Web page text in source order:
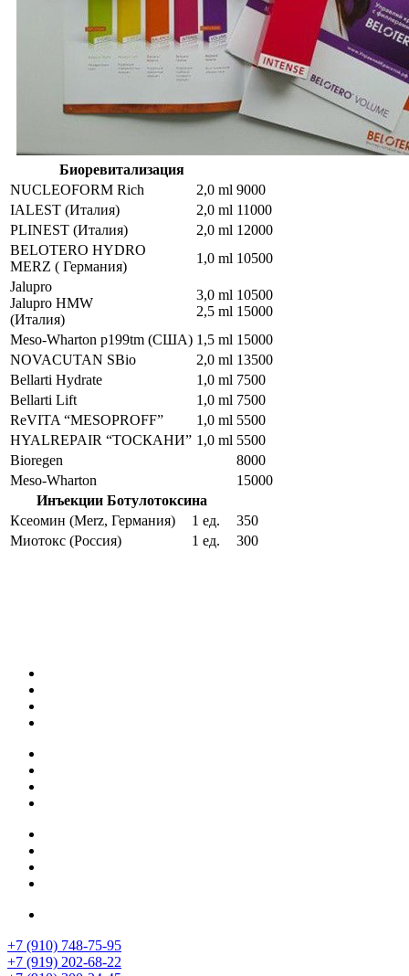
Биоревитализация
NUCLEOFORM Rich
2,0 ml 9000
IALEST (Италия)
2,0 ml 11000
PLINEST (Италия)
2,0 ml 12000
BELOTERO HYDRO
MERZ ( Германия)
1,0 ml 10500
Jalupro
Jalupro HMW
(Италия)
3,0 ml
2,5 ml
10500
15000
Meso-Wharton p199tm (США) 1,5 ml 15000
NOVACUTAN SBio
2,0 ml 13500
Bellarti Hydrate
1,0 ml 7500
Bellarti Lift
1,0 ml 7500
ReVITA “MESOPROFF”
1,0 ml 5500
HYALREPAIR “ТОСКАНИ” 1,0 ml 5500
Bioregen
8000
Meso-Wharton
15000
Инъекции Ботулотоксина
Ксеомин (Merz, Германия)
1 ед.
350
Миотокс (Россия)
1 ед.
300
+7 (910) 748-75-95
+7 (919) 202-68-22